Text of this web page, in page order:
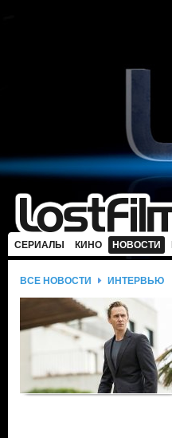
СЕРИАЛЫ КИНО НОВОСТИ
ВСЕ НОВОСТИ ИНТЕРВЬЮ